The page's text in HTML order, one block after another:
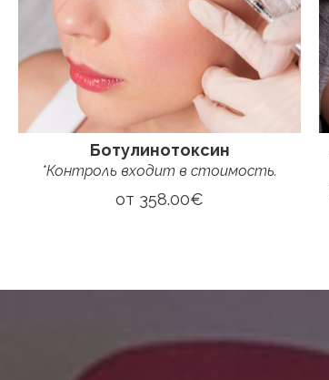
Ботулинотоксин
*Контроль входит в стоимость.
от 358.00€